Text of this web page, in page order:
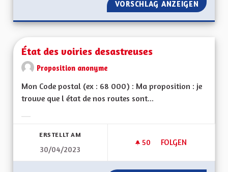
VORSCHLAG ANZEIGEN
État des voiries desastreuses
Proposition anonyme
Mon Code postal (ex : 68 000) : Ma proposition : je
trouve que l état de nos routes sont...
ERSTELLT AM
30/04/2023
50 50 FOLLOWER
FOLGEN
ÉTAT DES VOIRIES